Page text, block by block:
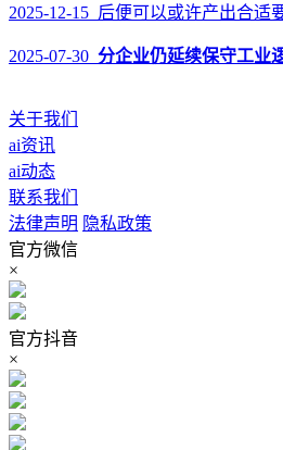
2025-12-15 后便可以或许产出合适
2025-07-30 分企业仍延续保守工业
关于我们
ai资讯
ai动态
联系我们
法律声明 隐私政策
官方微信
×
官方抖音
×